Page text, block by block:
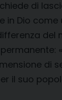
di
in Dio
del
di
il suo